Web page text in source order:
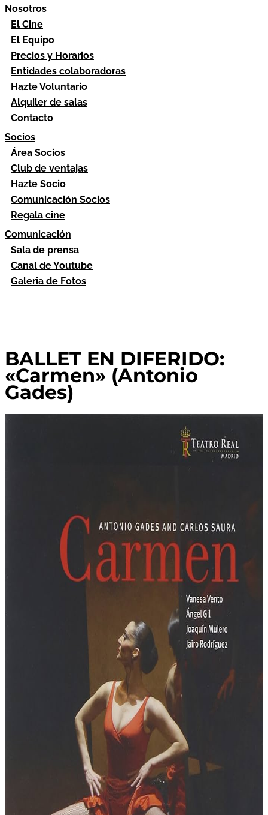
Nosotros
El Cine
El Equipo
Precios y Horarios
Entidades colaboradoras
Hazte Voluntario
Alquiler de salas
Contacto
Socios
Área Socios
Club de ventajas
Hazte Socio
Comunicación Socios
Regala cine
Comunicación
Sala de prensa
Canal de Youtube
Galeria de Fotos
BALLET EN DIFERIDO:
«Carmen» (Antonio
Gades)